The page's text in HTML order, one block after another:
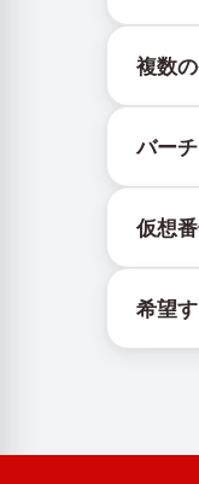
更新を
複数
ックさ
新
異
バー
証コー
仮想
に顧客
希望